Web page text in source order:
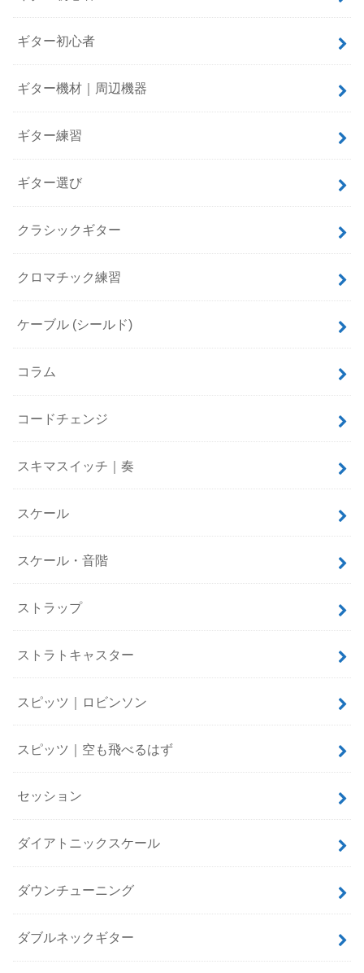
ギター初心者
ギター機材｜周辺機器
ギター練習
ギター選び
クラシックギター
クロマチック練習
ケーブル (シールド)
コラム
コードチェンジ
スキマスイッチ｜奏
スケール
スケール・音階
ストラップ
ストラトキャスター
スピッツ｜ロビンソン
スピッツ｜空も飛べるはず
セッション
ダイアトニックスケール
ダウンチューニング
ダブルネックギター